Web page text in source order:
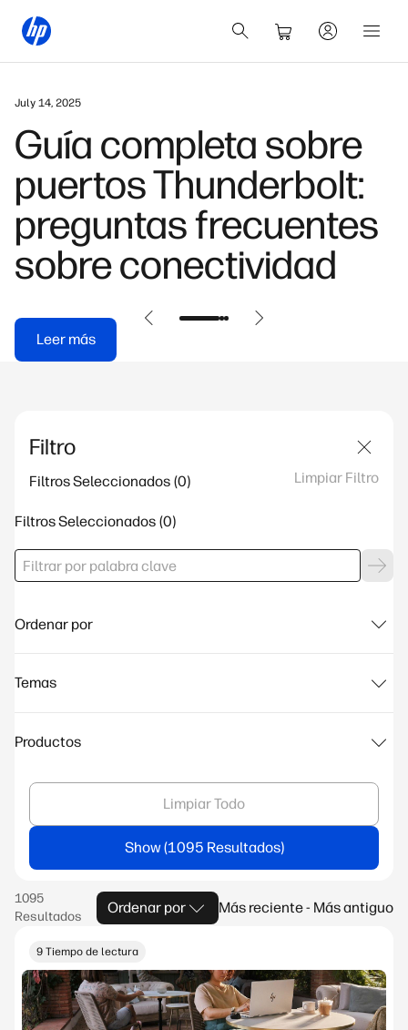
February 26, 2026
Cómo encontrar tu
contraseña Wi-Fi
guardada en Windows
y Android
Leer más
Filtro
Filtros Seleccionados Limpiar Filtro
Filtros Seleccionados
Ordenar por
Temas
Productos
Limpiar Todo
Show
Ordenar por Más reciente - Más antiguo
9 Tiempo de lectura